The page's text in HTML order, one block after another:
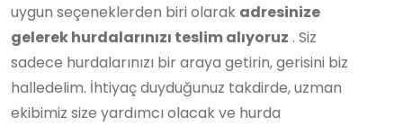
uygun seçeneklerden biri olarak adresinize
gelerek hurdalarınızı teslim alıyoruz . Siz
sadece hurdalarınızı bir araya getirin, gerisini biz
halledelim. İhtiyaç duyduğunuz takdirde, uzman
ekibimiz size yardımcı olacak ve hurda